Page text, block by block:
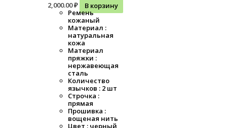
2,000.00₽
В корзину
Ремень
кожаный
Материал :
натуральная
кожа
Материал
пряжки :
нержавеющая
сталь
Количество
язычков : 2 шт
Строчка :
прямая
Прошивка :
вощеная нить
Цвет : черный